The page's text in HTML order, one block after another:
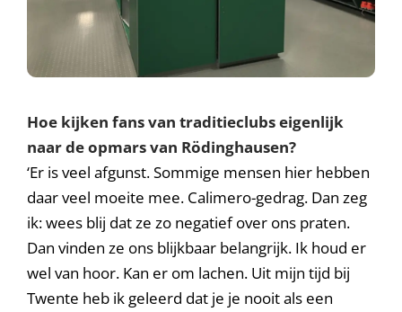
Hoe kijken fans van traditieclubs eigenlijk
naar de opmars van Rödinghausen?
‘Er is veel afgunst. Sommige mensen hier hebben
daar veel moeite mee. Calimero-gedrag. Dan zeg
ik: wees blij dat ze zo negatief over ons praten.
Dan vinden ze ons blijkbaar belangrijk. Ik houd er
wel van hoor. Kan er om lachen. Uit mijn tijd bij
Twente heb ik geleerd dat je je nooit als een